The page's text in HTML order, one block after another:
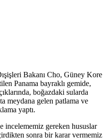
Bakanı Cho, Güney Kore
Panama bayraklı gemide,
boğazdaki sularda
meydana gelen patlama ve
yaptı.
gereken hususlar
sonra bir karar vermemiz